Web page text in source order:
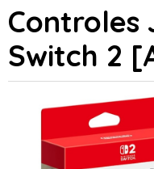
Controles
Switch 2